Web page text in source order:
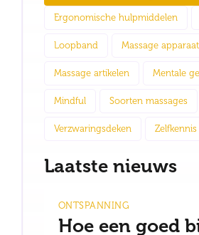
Ergonomische hulpmiddelen
Loopband Massage apparaat
Massage artikelen Mentale
Mindful Soorten massages
Verzwaringsdeken Zelfkennis
Laatste nieuws
ONTSPANNING
Hoe een goed